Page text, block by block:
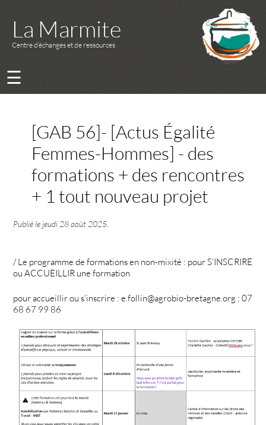
La Marmite
Centre d’échanges et de ressources
☰
[GAB 56]- [Actus Égalité
Femmes-Hommes] - des
formations + des rencontres
+ 1 tout nouveau projet
Publié le jeudi 28 août 2025
/ Le programme de formations en non-mixité : pour S’INSCRIRE
ou ACCUEILLIR une formation
pour accueillir ou s’inscrire : e.follin@agrobio-bretagne.org ; 07
68 67 99 86